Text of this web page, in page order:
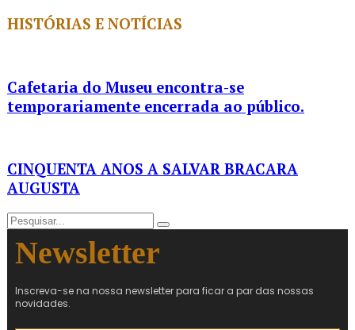
HISTÓRIAS E NOTÍCIAS
Cafetaria do Museu encontra-se
temporariamente encerrada ao público.
CINQUENTA ANOS A SALVAR BRACARA
AUGUSTA